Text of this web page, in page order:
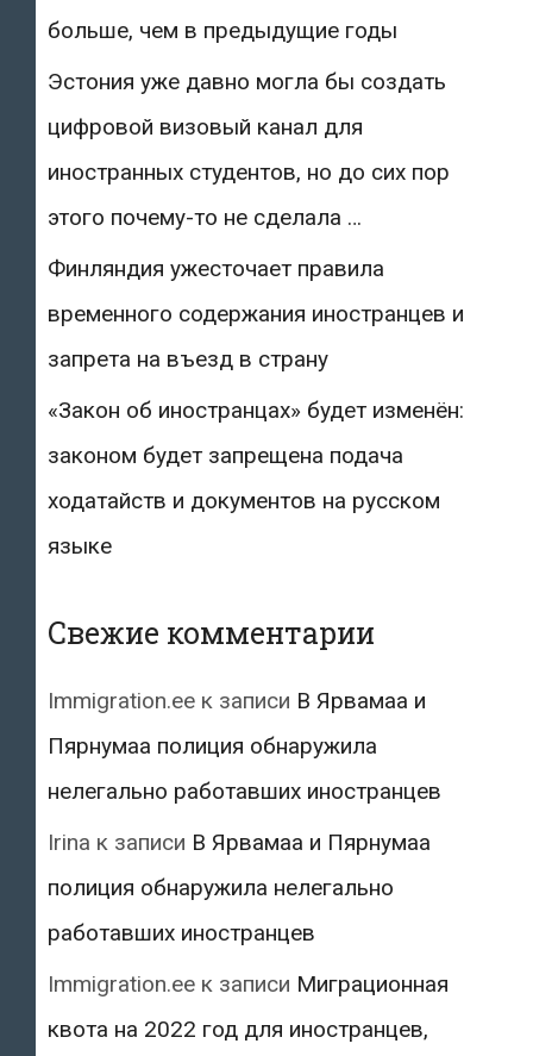
больше, чем в предыдущие годы
Эстония уже давно могла бы создать
цифровой визовый канал для
иностранных студентов, но до сих пор
этого почему-то не сделала …
Финляндия ужесточает правила
временного содержания иностранцев и
запрета на въезд в страну
«Закон об иностранцах» будет изменён:
законом будет запрещена подача
ходатайств и документов на русском
языке
Свежие комментарии
Immigration.ee к записи В Ярвамаа и
Пярнумаа полиция обнаружила
нелегально работавших иностранцев
Irina к записи В Ярвамаа и Пярнумаа
полиция обнаружила нелегально
работавших иностранцев
Immigration.ee к записи Миграционная
квота на 2022 год для иностранцев,